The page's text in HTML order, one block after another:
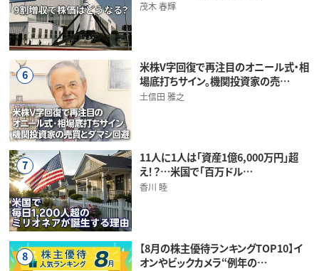
茂木 春輝
6
米株V字回復で再注目のオニール式・相
場底打ちサイン。機関投資家の売…
土信田 雅之
7
11人に1人は「資産1億6,000万円」超
え！？…米国で「百万ドル…
香川 睦
8
【8月の株主優待ランキングTOP10】イ
オンやビックカメラ“例年の…